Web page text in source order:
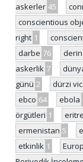
askerler 45
conscientious
right 1
darbe 76
askerlik 7
günü 2 dürzi
ebco 64 ebola
örgütleri 1 eritre
ermenistan 5
etkinlik 1